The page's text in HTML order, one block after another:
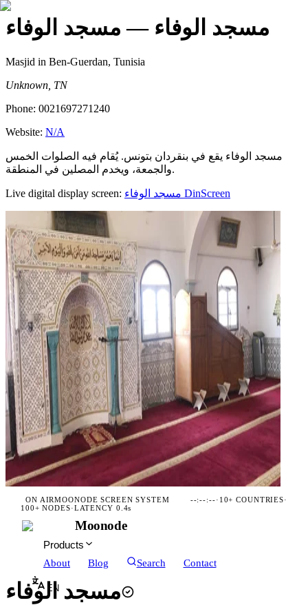
مسجد الوفاء — مسجد الوفاء
Masjid in Ben-Guerdan, Tunisia
Unknown, TN
Phone: 0021697271240
Website: N/A
مسجد الوفاء يقع في بنقردان بتونس. يُقام فيه الصلوات الخمس
والجمعة، ويخدم المصلين في المنطقة.
Live digital display screen: مسجد الوفاء DinScreen
ON AIRMOONODE SCREEN SYSTEM --:--:--· 10+ COUNTRIES·
100+ NODES·LATENCY 0.4s
Moonode
Products
About
Blog Search Contact
EN
مسجد الوفاء